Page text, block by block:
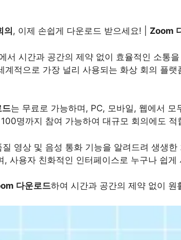
의 , 이제 손쉽게 다운로드 받으세요! | Zoom
서 시간과 공간의 제약 없이 효율적인 소통
계적으로 가장 널리 사용되는 화상 회의 플
드는 무료로 가능하며, PC, 모바일, 웹에서 모
명까지 참여 가능하여 대규모 회의에도 적
질 영상 및 음성 통화 기능을 알려드려 생생
, 사용자 친화적인 인터페이스로 누구나 쉽게
다운로드하여 시간과 공간의 제약 없이 원